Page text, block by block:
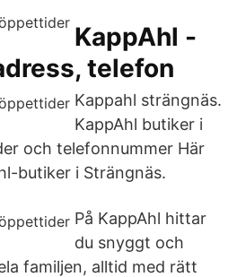
KappAhl -
telefon
Kappahl strängnäs.
KappAhl butiker i
och telefonnummer Här
butiker i Strängnäs.
På KappAhl hittar
du snyggt och
familjen, alltid med rätt